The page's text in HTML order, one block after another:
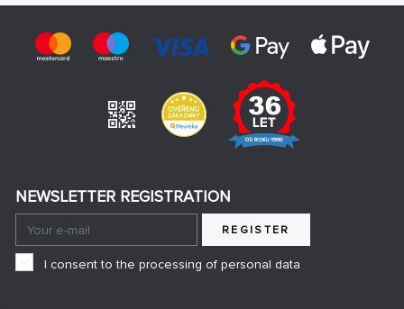
NEWSLETTER REGISTRATION
REGISTER
I consent to the processing of personal data